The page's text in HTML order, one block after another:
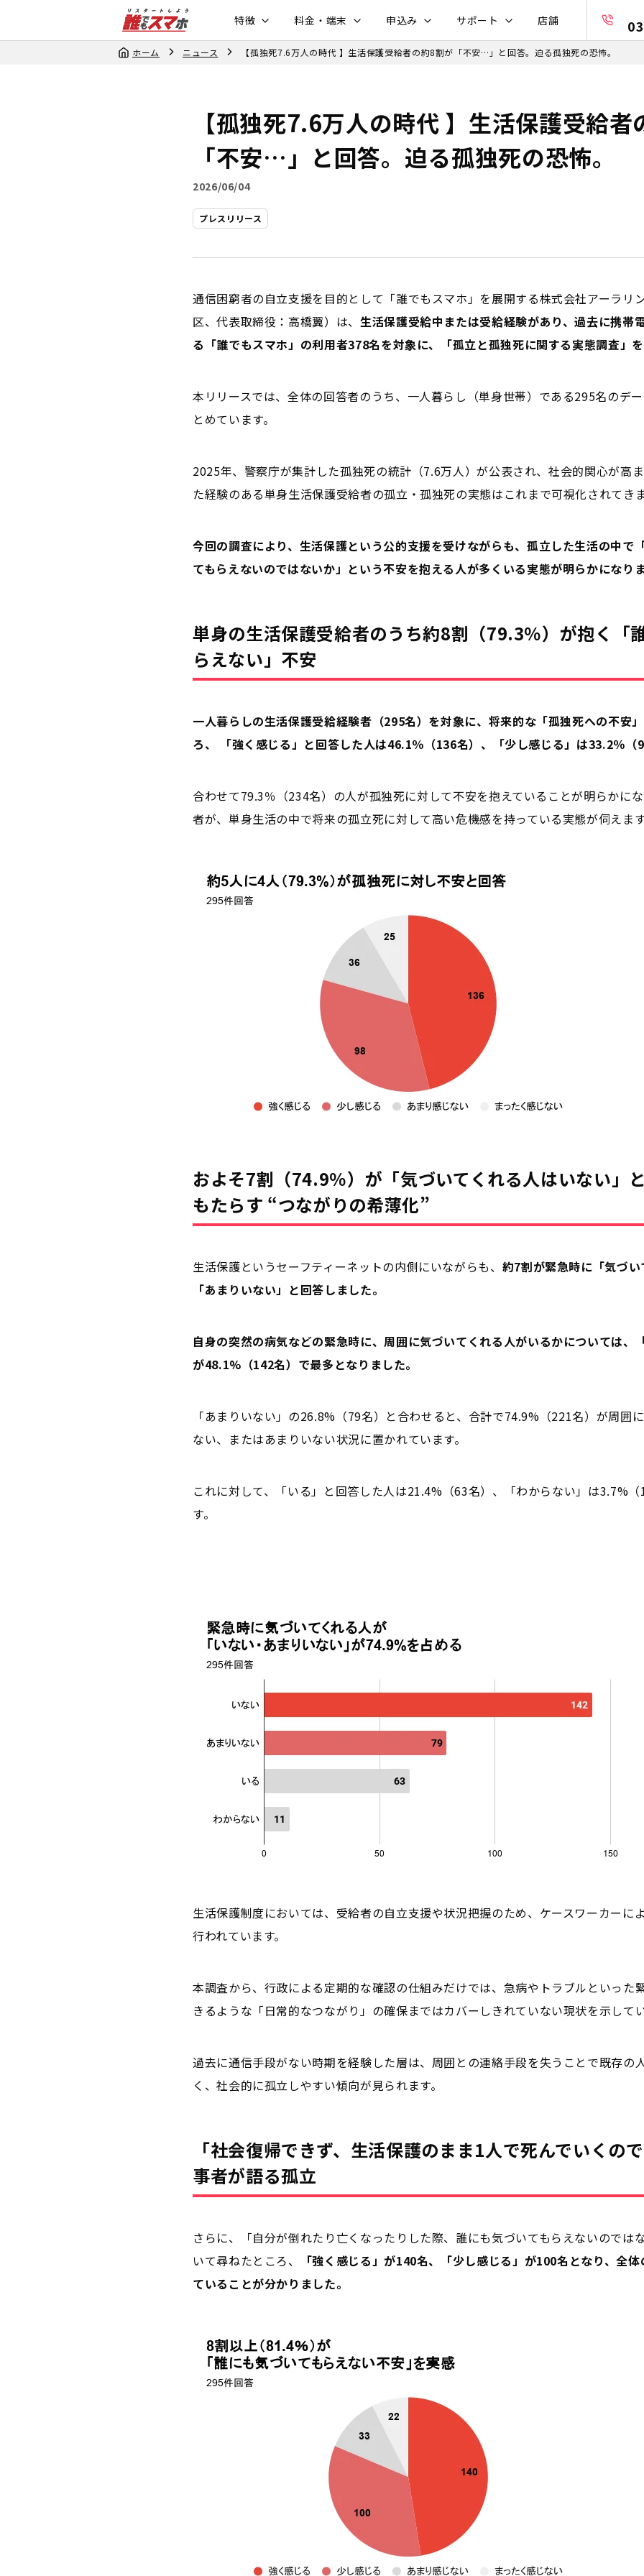
特徴 料金・端末 申込み サポート 店舗
ホーム
ニュース 【孤独死7.6万人の時代 】生活保護受給者の約8割が「不安…」と回答。迫る孤独死の恐怖。
【孤独死7.6万人の時代 】生活保護受給
「不安…」と回答。迫る孤独死の恐怖。
2026/06/04
プレスリリース
通信困窮者の自立支援を目的として「誰でもスマホ」を展開する株式会社アーラリ
区、代表取締役：高橋翼）は、 生活保護受給中または受給経験があり、過去に携帯
る「誰でもスマホ」の利用者378名を対象に、「孤立と孤独死に関する実態調査」を
本リリースでは、全体の回答者のうち、一人暮らし（単身世帯）である295名のデ
とめています。
2025年、警察庁が集計した孤独死の統計（7.6万人）が公表され、社会的関心が高
た経験のある単身生活保護受給者の孤立・孤独死の実態はこれまで可視化されてき
今回の調査により、生活保護という公的支援を受けながらも、孤立した生活の中で
てもらえないのではないか」という不安を抱える人が多くいる実態が明らかになりま
単身の生活保護受給者のうち約8割（79.3％）が抱く「
らえない」不安
一人暮らしの生活保護受給経験者（295名）を対象に、将来的な「孤独死への不安
ろ、 「強く感じる」と回答した人は46.1％（136名）、「少し感じる」は33.2％（
合わせて79.3％（234名）の人が孤独死に対して不安を抱えていることが明らかに
者が、単身生活の中で将来の孤立死に対して高い危機感を持っている実態が伺えます
およそ7割（74.9％）が「気づいてくれる人はいない」
もたらす “つながりの希薄化”
生活保護というセーフティーネットの内側にいながらも、 約7割が緊急時に「気づい
「あまりいない」と回答しました。
自身の突然の病気などの緊急時に、周囲に気づいてくれる人がいるかについては、
が48.1%（142名）で最多となりました。
「あまりいない」の26.8%（79名）と合わせると、合計で74.9%（221名）が周囲
ない、またはあまりいない状況に置かれています。
これに対して、「いる」と回答した人は21.4%（63名）、「わからない」は3.7%（
す。
生活保護制度においては、受給者の自立支援や状況把握のため、ケースワーカーに
行われています。
本調査から、行政による定期的な確認の仕組みだけでは、急病やトラブルといった
きるような「日常的なつながり」の確保まではカバーしきれていない現状を示してい
過去に通信手段がない時期を経験した層は、周囲との連絡手段を失うことで既存の
く、社会的に孤立しやすい傾向が見られます。
「社会復帰できず、生活保護のまま1人で死んでいくので
事者が語る孤立
さらに、「自分が倒れたり亡くなったりした際、誰にも気づいてもらえないのでは
いて尋ねたところ、
「強く感じる」が140名、「少し感じる」が100名となり、全
ていることが分かりました。